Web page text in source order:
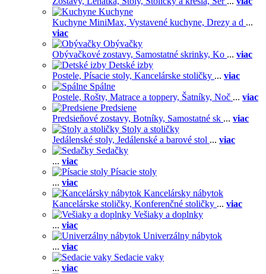
Kuchyne
Kuchyne MiniMax, Vystavené kuchyne, Drezy a d ...
viac
Obývačky
Obývačkové zostavy, Samostatné skrinky, Ko ... viac
Detské izby
Postele, Písacie stoly, Kancelárske stoličky ... viac
Spálne
Postele, Rošty, Matrace a toppery, Šatníky, Noč ... viac
Predsiene
Predsieňové zostavy, Botníky, Samostatné sk ... viac
Stoly a stoličky
Jedálenské stoly, Jedálenské a barové stol ... viac
Sedačky
... viac
Písacie stoly
... viac
Kancelársky nábytok
Kancelárske stoličky, Konferenčné stoličky ... viac
Vešiaky a doplnky
... viac
Univerzálny nábytok
... viac
Sedacie vaky
... viac